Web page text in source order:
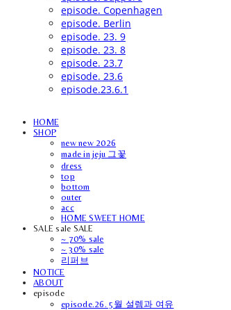
episode. Copenhagen
episode. Berlin
episode. 23. 9
episode. 23. 8
episode. 23.7
episode. 23.6
episode.23.6.1
HOME
SHOP
new new 2026
made in jeju 그꽃
dress
top
bottom
outer
acc
HOME SWEET HOME
SALE sale SALE
~ 70% sale
~ 30% sale
리퍼브
NOTICE
ABOUT
episode
episode.26. 5월 설렘과 여유